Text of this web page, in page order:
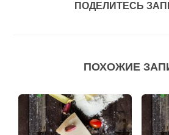
ПОДЕЛИТЕСЬ
ПОХОЖИЕ